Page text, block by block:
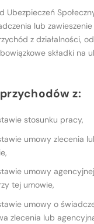
Ubezpieczeń
lub
z działalności,
składki na
z:
stosunku pracy,
umowy zlecenia
umowy
tej umowie,
umowy o
zlecenia lub